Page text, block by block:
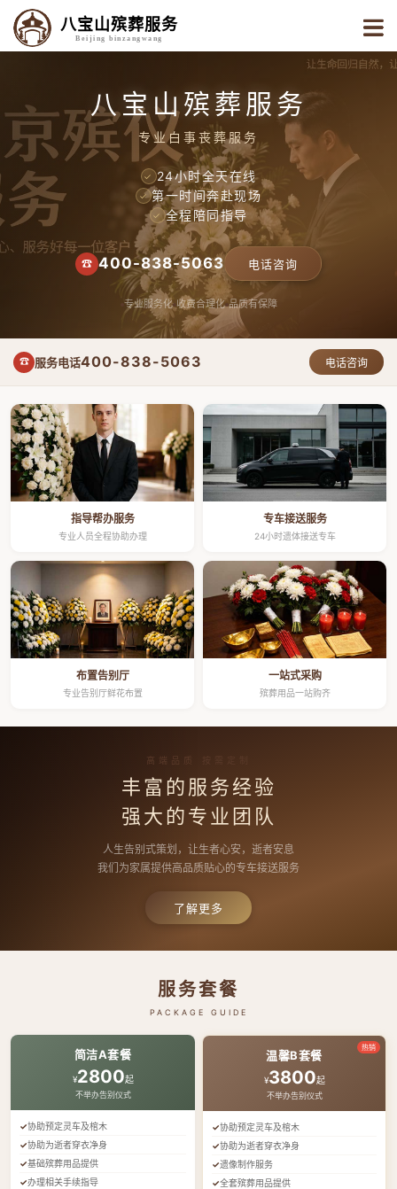
八宝山殡葬服务
Beijing binzangwang
八宝山殡葬服务
专业白事丧葬服务
✓ 24小时全天在线
✓ 第一时间奔赴现场
✓ 全程陪同指导
☎ 400-838-5063 电话咨询
专业服务化 收费合理化 品质有保障
☎ 服务电话400-838-5063 电话咨询
指导帮办服务
专业人员全程协助办理
专车接送服务
24小时遗体接送专车
布置告别厅
专业告别厅鲜花布置
一站式采购
殡葬用品一站购齐
高端品质 按需定制
丰富的服务经验
强大的专业团队
人生告别式策划，让生者心安，逝者安息
我们为家属提供高品质贴心的专车接送服务
了解更多
服务套餐
PACKAGE GUIDE
简洁A套餐
¥2800起
不举办告别仪式
协助预定灵车及棺木
协助为逝者穿衣净身
基础殡葬用品提供
办理相关手续指导
热销
温馨B套餐
¥3800起
不举办告别仪式
协助预定灵车及棺木
协助为逝者穿衣净身
遗像制作服务
全套殡葬用品提供